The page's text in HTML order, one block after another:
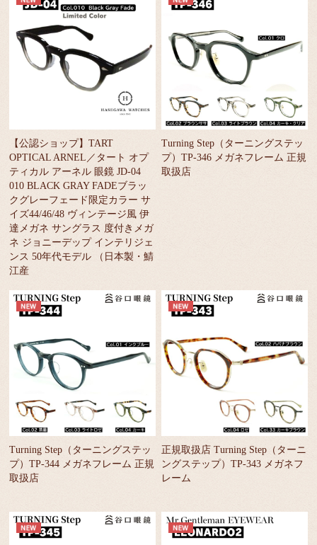
【公認ショップ】TART
OPTICAL ARNEL／タート オプ
ティカル アーネル 眼鏡 JD-04
010 BLACK GRAY FADEブラッ
クグレーフェード限定カラー サ
イズ44/46/48 ヴィンテージ風 伊
達メガネ サングラス 度付きメガ
ネ ジョニーデップ インテリジェ
ンス 50年代モデル （日本製・鯖
江産
Turning Step（ターニングステッ
プ）TP-346 メガネフレーム 正規
取扱店
Turning Step（ターニングステッ
プ）TP-344 メガネフレーム 正規
取扱店
正規取扱店 Turning Step（ターニ
ングステップ）TP-343 メガネフ
レーム